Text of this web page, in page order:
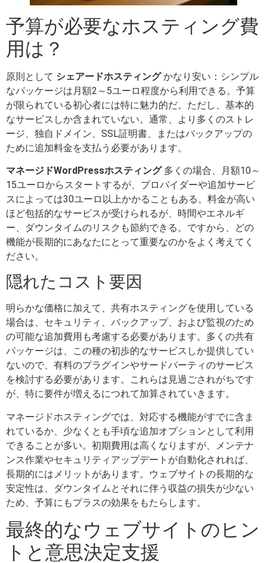
予算が必要なホスティング費
用は？
原則として シェアードホスティングかなり安い：シンプル
なパッケージは月額2～5ユーロ程度から利用できる。予算
が限られている初心者には特に魅力的だ。ただし、基本的
なサービスしか含まれていない。通常、より多くのストレ
ージ、独自ドメイン、SSL証明書、またはバックアップの
ために追加料金を支払う必要があります。
マネージドWordPressホスティング多くの場合、月額10～
15ユーロからスタートするが、プロバイダーや追加サービ
スによっては30ユーロ以上かかることもある。料金が高い
ほど包括的なサービスが受けられるが、時間やエネルギ
ー、ダウンタイムのリスクも節約できる。ですから、どの
機能が長期的にあなたにとって重要なのかをよく考えてく
ださい。
隠れたコスト要因
明らかな価格に加えて、共有ホスティングを使用している
場合は、セキュリティ、バックアップ、および監視のため
の可能な追加費用も考慮する必要があります。多くの共有
パッケージは、この種の初歩的なサービスしか提供してい
ないので、有料のプラグインやサードパーティのサービス
を検討する必要があります。これらは見過ごされがちです
が、特に要件が増えるにつれて加算されていきます。
マネージドホスティングでは、対応する機能がすでに含ま
れているか、少なくとも手頃な追加オプションとして利用
できることが多い。初期費用は高くなりますが、メンテナ
ンス作業やセキュリティアップデートが自動化されれば、
長期的にはメリットがあります。ウェブサイトの長期的な
安定性は、ダウンタイムとそれに伴う収益の損失が少ない
ため、予算にもプラスの効果をもたらします。
最終的なウェブサイトのヒン
トと意思決定支援